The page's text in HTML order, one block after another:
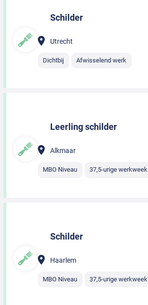
Schilder
Utrecht
Dichtbij Afwisselend werk
Leerling schilder
Alkmaar
MBO Niveau 37,5-urige werkweek
Schilder
Haarlem
MBO Niveau 37,5-urige werkweek